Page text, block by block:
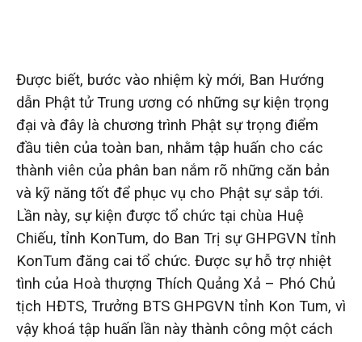
Được biết, bước vào nhiệm kỳ mới, Ban Hướng
dẫn Phật tử Trung ương có những sự kiện trọng
đại và đây là chương trình Phật sự trọng điểm
đầu tiên của toàn ban, nhằm tập huấn cho các
thành viên của phân ban nắm rõ những căn bản
và kỹ năng tốt để phục vụ cho Phật sự sắp tới.
Lần này, sự kiện được tổ chức tại chùa Huệ
Chiếu, tỉnh KonTum, do Ban Trị sự GHPGVN tỉnh
KonTum đăng cai tổ chức. Được sự hỗ trợ nhiệt
tình của Hoà thượng Thích Quảng Xả – Phó Chủ
tịch HĐTS, Trưởng BTS GHPGVN tỉnh Kon Tum, vì
vậy khoá tập huấn lần này thành công một cách